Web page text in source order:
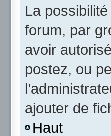
La
forum, par
avoir
postez, ou
ajouter de
Haut